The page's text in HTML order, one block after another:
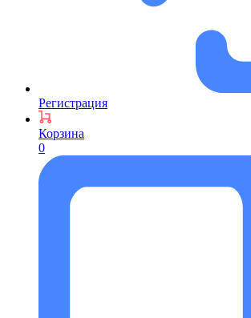
Регистрация
Корзина
0